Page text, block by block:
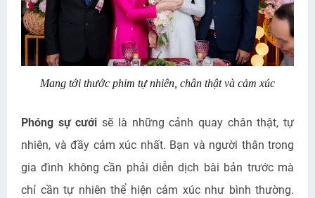
Mang tới thước phim tự nhiên, chân thật và cảm xúc
Phóng sự cưới sẽ là những cảnh quay chân thật, tự
nhiên, và đầy cảm xúc nhất. Bạn và người thân trong
gia đình không cần phải diễn dịch bài bản trước mà
chỉ cần tự nhiên thể hiện cảm xúc như bình thường.